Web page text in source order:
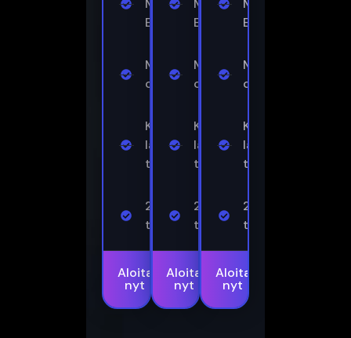
MAG
Enigma2
Mukana
ohjelmaopas
Kaikkia
laitteita
tuetaan.
24/7-
tuki
Aloita
nyt
MAG
Enigma2
Mukana
ohjelmaopas
Kaikkia
laitteita
tuetaan.
24/7-
tuki
Aloita
nyt
MAG
Enigma2
Mukana
ohjelmaopas
Kaikkia
laitteita
tuetaan.
24/7-
tuki
Aloita
nyt